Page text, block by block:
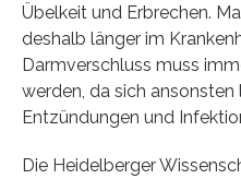
Übelkeit und Erbrechen.
deshalb länger im
Darmverschluss muss
werden, da sich
Entzündungen und
Die Heidelberger